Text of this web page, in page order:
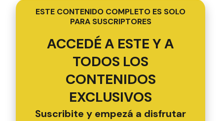
ESTE CONTENIDO COMPLETO ES SOLO
PARA SUSCRIPTORES
ACCEDÉ A ESTE Y A
TODOS LOS
CONTENIDOS
EXCLUSIVOS
Suscribite y empezá a disfrutar